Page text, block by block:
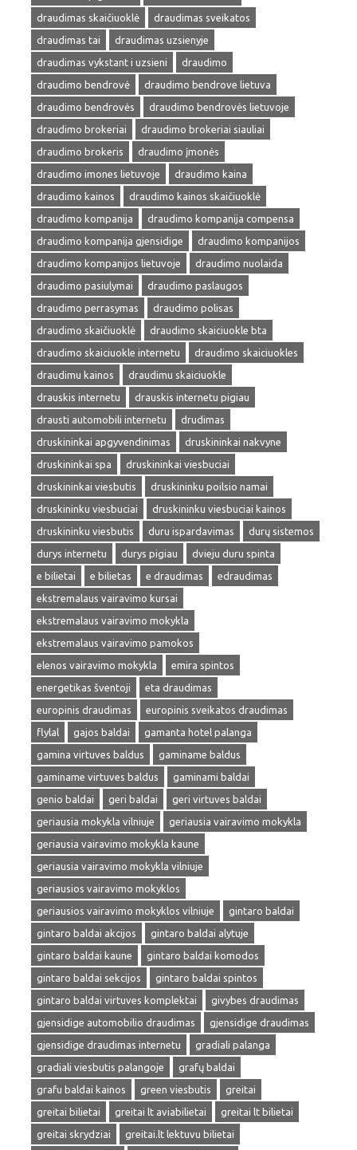
draudimas skaičiuoklė
draudimas sveikatos
draudimas tai
draudimas uzsienyje
draudimas vykstant i uzsieni
draudimo
draudimo bendrovė
draudimo bendrove lietuva
draudimo bendrovės
draudimo bendrovės lietuvoje
draudimo brokeriai
draudimo brokeriai siauliai
draudimo brokeris
draudimo įmonės
draudimo imones lietuvoje
draudimo kaina
draudimo kainos
draudimo kainos skaičiuoklė
draudimo kompanija
draudimo kompanija compensa
draudimo kompanija gjensidige
draudimo kompanijos
draudimo kompanijos lietuvoje
draudimo nuolaida
draudimo pasiulymai
draudimo paslaugos
draudimo perrasymas
draudimo polisas
draudimo skaičiuoklė
draudimo skaiciuokle bta
draudimo skaiciuokle internetu
draudimo skaiciuokles
draudimu kainos
draudimu skaiciuokle
drauskis internetu
drauskis internetu pigiau
drausti automobili internetu
drudimas
druskininkai apgyvendinimas
druskininkai nakvyne
druskininkai spa
druskininkai viesbuciai
druskininkai viesbutis
druskininku poilsio namai
druskininku viesbuciai
druskininku viesbuciai kainos
druskininku viesbutis
duru ispardavimas
durų sistemos
durys internetu
durys pigiau
dvieju duru spinta
e bilietai
e bilietas e draudimas
edraudimas
ekstremalaus vairavimo kursai
ekstremalaus vairavimo mokykla
ekstremalaus vairavimo pamokos
elenos vairavimo mokykla
emira spintos
energetikas šventoji
eta draudimas
europinis draudimas
europinis sveikatos draudimas
flylal
gajos baldai
gamanta hotel palanga
gamina virtuves baldus
gaminame baldus
gaminame virtuves baldus
gaminami baldai
genio baldai
geri baldai
geri virtuves baldai
geriausia mokykla vilniuje
geriausia vairavimo mokykla
geriausia vairavimo mokykla kaune
geriausia vairavimo mokykla vilniuje
geriausios vairavimo mokyklos
geriausios vairavimo mokyklos vilniuje
gintaro baldai
gintaro baldai akcijos
gintaro baldai alytuje
gintaro baldai kaune
gintaro baldai komodos
gintaro baldai sekcijos
gintaro baldai spintos
gintaro baldai virtuves komplektai
givybes draudimas
gjensidige automobilio draudimas
gjensidige draudimas
gjensidige draudimas internetu
gradiali palanga
gradiali viesbutis palangoje
grafų baldai
grafu baldai kainos
green viesbutis
greitai
greitai bilietai
greitai lt aviabilietai
greitai lt bilietai
greitai skrydziai
greitai.lt lektuvu bilietai